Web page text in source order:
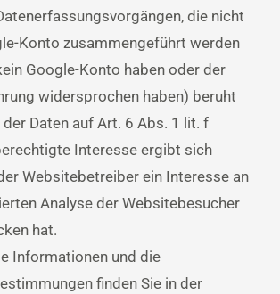
die nicht
Konto zusammengeführt werden
Google-Konto haben oder der
widersprochen haben) beruht
Daten auf Art. 6 Abs. 1 lit. f
Interesse ergibt sich
Websitebetreiber ein Interesse an
Analyse der Websitebesucher
hat.
Informationen und die
finden Sie in der